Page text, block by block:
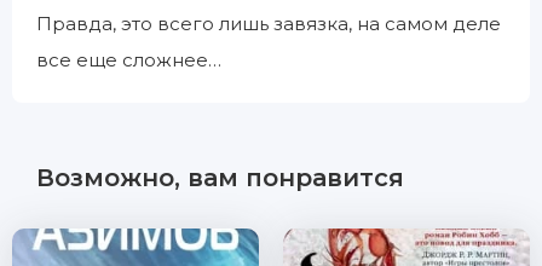
Правда, это всего лишь завязка, на самом деле
все еще сложнее…
Возможно, вам понравится